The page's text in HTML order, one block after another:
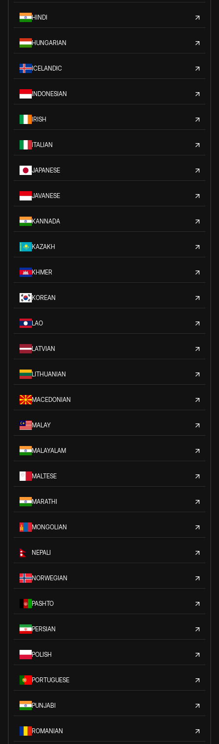
HINDI
HUNGARIAN
ICELANDIC
INDONESIAN
IRISH
ITALIAN
JAPANESE
JAVANESE
KANNADA
KAZAKH
KHMER
KOREAN
LAO
LATVIAN
LITHUANIAN
MACEDONIAN
MALAY
MALAYALAM
MALTESE
MARATHI
MONGOLIAN
NEPALI
NORWEGIAN
PASHTO
PERSIAN
POLISH
PORTUGUESE
PUNJABI
ROMANIAN